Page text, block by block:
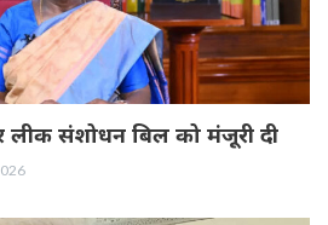
लीक संशोधन बिल को मंजूरी दी